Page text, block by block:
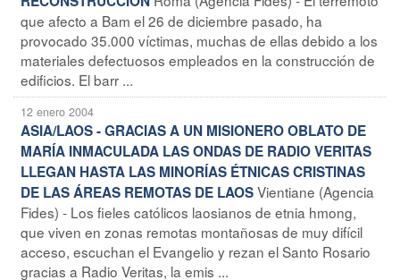
que afecto a Bam el 26 de diciembre pasado, ha
provocado 35.000 víctimas, muchas de ellas debido a los
materiales defectuosos empleados en la construcción de
edificios. El barr ...
12 enero 2004
ASIA/LAOS - GRACIAS A UN MISIONERO OBLATO DE
MARÍA INMACULADA LAS ONDAS DE RADIO VERITAS
LLEGAN HASTA LAS MINORÍAS ÉTNICAS CRISTINAS
DE LAS ÁREAS REMOTAS DE LAOSVientiane (Agencia
Fides) - Los fieles católicos laosianos de etnia hmong,
que viven en zonas remotas montañosas de muy difícil
acceso, escuchan el Evangelio y rezan el Santo Rosario
gracias a Radio Veritas, la emis ...